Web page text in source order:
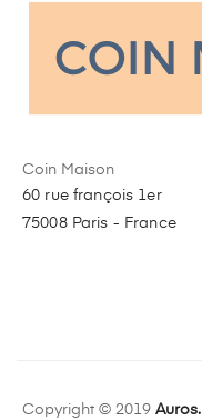
Coin Maison
60 rue françois 1er
75008 Paris - France
Copyright © 2019 Auros.